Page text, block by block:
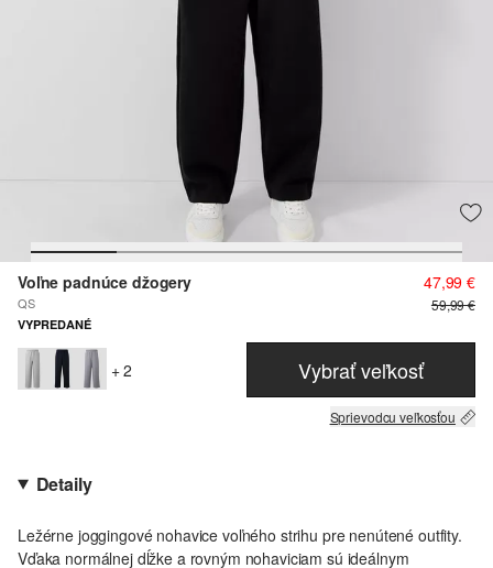
Voľne padnúce džogery
QS
47,99 €
59,99 €
VYPREDANÉ
+ 2 Vybrať veľkosť
Sprievodcu veľkosťou
Detaily
Ležérne joggingové nohavice voľného strihu pre nenútené outfity.
Vďaka normálnej dĺžke a rovným nohaviciam sú ideálnym